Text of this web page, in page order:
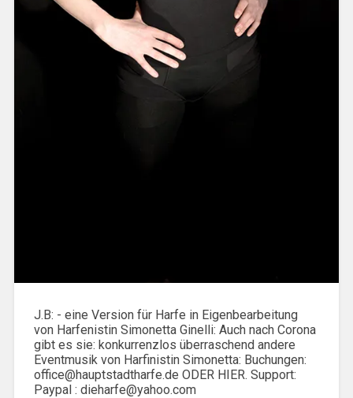
J.B: - eine Version für Harfe in Eigenbearbeitung
von Harfenistin Simonetta Ginelli: Auch nach Corona
gibt es sie: konkurrenzlos überraschend andere
Eventmusik von Harfinistin Simonetta: Buchungen:
office@hauptstadtharfe.de ODER HIER. Support:
Paypal : dieharfe@yahoo.com